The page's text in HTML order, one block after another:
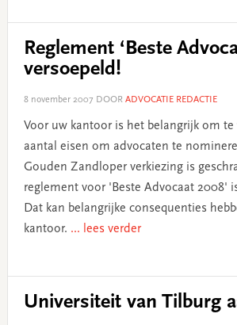
Reglement ‘Beste
versoepeld!
8 november 2007 DOOR ADVOCATIE REDACTIE
Voor uw kantoor is het belangrijk om te
aantal eisen om advocaten te
Gouden Zandloper verkiezing is
reglement voor 'Beste Advocaat 2008'
Dat kan belangrijke consequenties
kantoor. ... lees verder
Universiteit van Tilburg